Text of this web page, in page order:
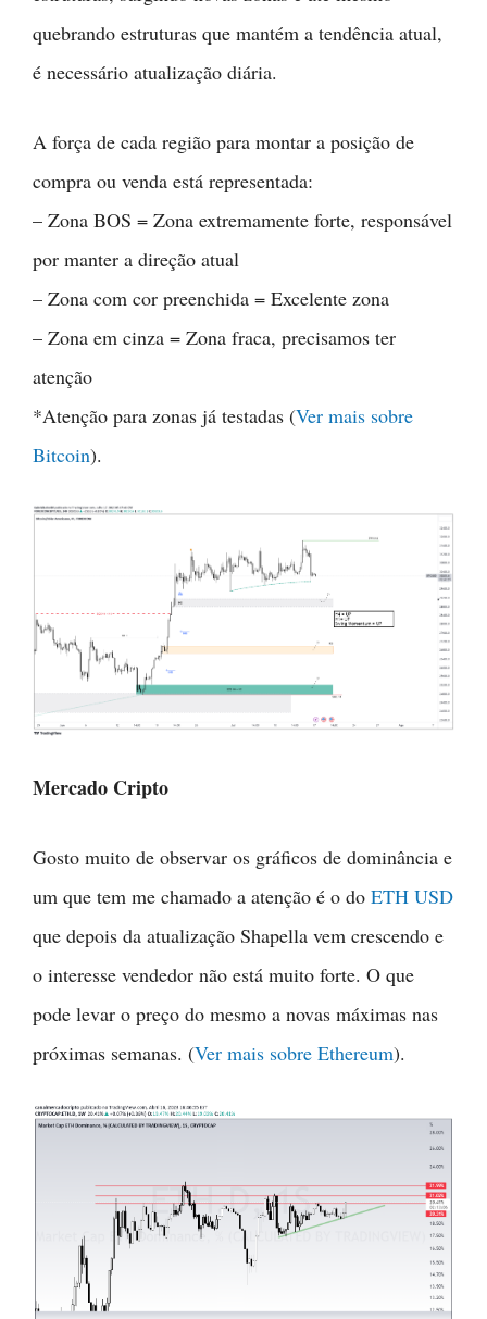
quebrando estruturas que mantém a tendência atual,
é necessário atualização diária.
A força de cada região para montar a posição de
compra ou venda está representada:
– Zona BOS = Zona extremamente forte, responsável
por manter a direção atual
– Zona com cor preenchida = Excelente zona
– Zona em cinza = Zona fraca, precisamos ter
atenção
*Atenção para zonas já testadas (Ver mais sobre
Bitcoin).
Mercado Cripto
Gosto muito de observar os gráficos de dominância e
um que tem me chamado a atenção é o do ETH USD
que depois da atualização Shapella vem crescendo e
o interesse vendedor não está muito forte. O que
pode levar o preço do mesmo a novas máximas nas
próximas semanas. (Ver mais sobre Ethereum).